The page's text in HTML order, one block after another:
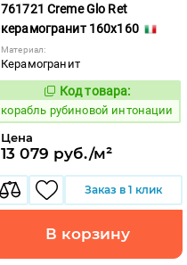
761721 Creme Glo Ret
керамогранит 160x160
Материал:
Керамогранит
775533
Код товара:
корабль рубиновой интонации
Цена
13 079 руб./м²
Заказ в 1 клик
В корзину